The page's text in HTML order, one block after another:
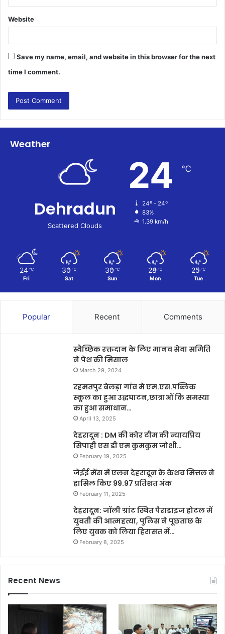
Website
Save my name, email, and website in this browser for the next
time I comment.
Weather
Dehradun
Scattered Clouds
24 ℃
24º - 24º
83%
1.39 km/h
24 ℃
Fri
30 ℃
Sat
30 ℃
Sun
28 ℃
Mon
25 ℃
Tue
Popular Recent Comments
स्वैच्छिक रक्तदान के लिए मानव सेवा समिति
ने पेश की मिसाल
March 29, 2024
रहमतपुर बेलड़ा गांव मे एम.एस.पब्लिक
स्कूल का हुआ उद्धघाटन,छात्राओं कि समस्या
का हुआ समाधान…
April 13, 2025
देहरादून : DM की कोर टीम की न्यायप्रिय
सिपाही एस डी एम कुमकुम जोशी…
February 19, 2025
जेईई मेंस में एलन देहरादून के केशव मित्तल ने
हासिल किए 99.97 प्रतिशत अंक
February 11, 2025
देहरादून: जॉली ग्रांट स्थित पैराडाइज होटल में
युवती की आत्महत्या, पुलिस ने पूछताछ के
लिए युवक को लिया हिरासत में…
February 8, 2025
Recent News